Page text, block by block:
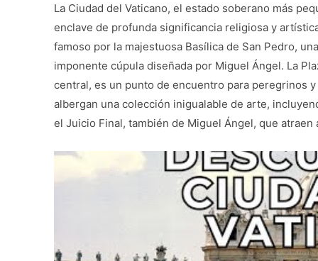
La Ciudad del Vaticano, el estado soberano más
enclave de profunda significancia religiosa y
famoso por la majestuosa Basílica de San Pedro,
imponente cúpula diseñada por Miguel Ángel. La
central, es un punto de encuentro para peregrinos
albergan una colección inigualable de arte,
el Juicio Final, también de Miguel Ángel, que